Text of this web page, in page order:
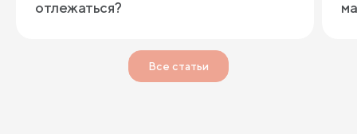
отлежаться?
Все статьи